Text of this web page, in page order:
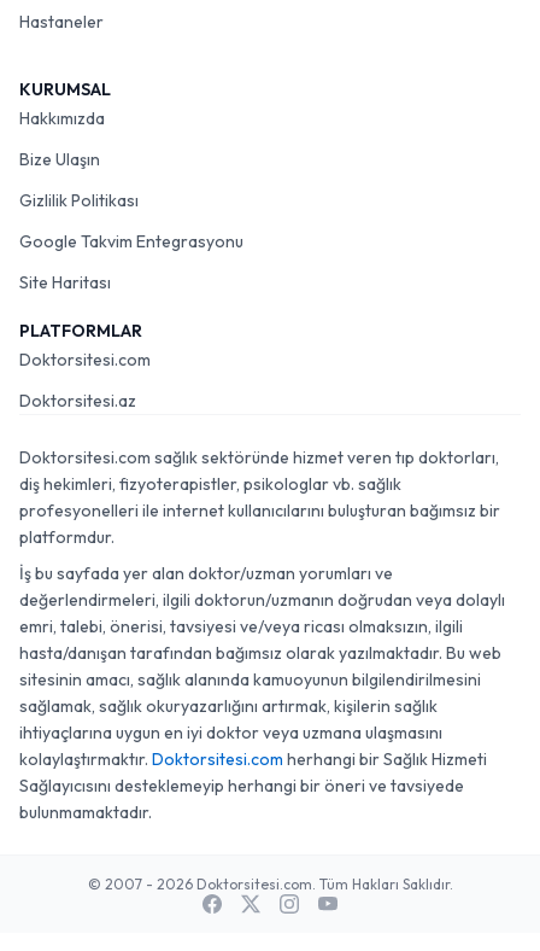
Hastaneler
KURUMSAL
Hakkımızda
Bize Ulaşın
Gizlilik Politikası
Google Takvim Entegrasyonu
Site Haritası
PLATFORMLAR
Doktorsitesi.com
Doktorsitesi.az
Doktorsitesi.com sağlık sektöründe hizmet veren tıp doktorları,
diş hekimleri, fizyoterapistler, psikologlar vb. sağlık
profesyonelleri ile internet kullanıcılarını buluşturan bağımsız bir
platformdur.
İş bu sayfada yer alan doktor/uzman yorumları ve
değerlendirmeleri, ilgili doktorun/uzmanın doğrudan veya dolaylı
emri, talebi, önerisi, tavsiyesi ve/veya ricası olmaksızın, ilgili
hasta/danışan tarafından bağımsız olarak yazılmaktadır. Bu web
sitesinin amacı, sağlık alanında kamuoyunun bilgilendirilmesini
sağlamak, sağlık okuryazarlığını artırmak, kişilerin sağlık
ihtiyaçlarına uygun en iyi doktor veya uzmana ulaşmasını
kolaylaştırmaktır. Doktorsitesi.com herhangi bir Sağlık Hizmeti
Sağlayıcısını desteklemeyip herhangi bir öneri ve tavsiyede
bulunmamaktadır.
© 2007 - 2026 Doktorsitesi.com. Tüm Hakları Saklıdır.